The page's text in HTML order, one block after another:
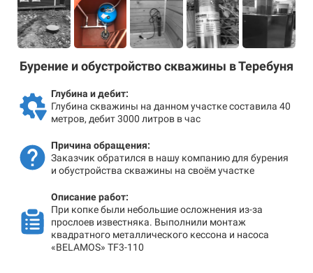
Бурение и обустройство скважины в Теребуня
Глубина и дебит:
Глубина скважины на данном участке составила 40
метров, дебит 3000 литров в час
Причина обращения:
Заказчик обратился в нашу компанию для бурения
и обустройства скважины на своём участке
Описание работ:
При копке были небольшие осложнения из-за
прослоев известняка. Выполнили монтаж
квадратного металлического кессона и насоса
«BELAMOS» TF3-110